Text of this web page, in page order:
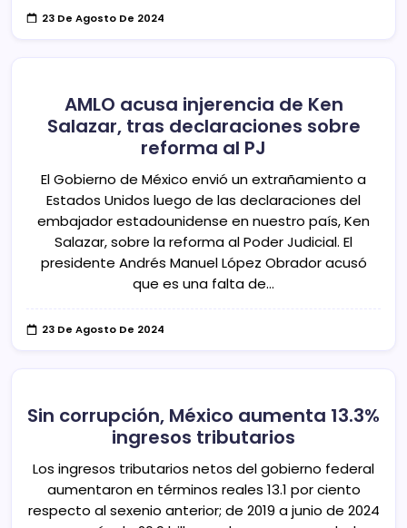
23 De Agosto De 2024
AMLO acusa injerencia de Ken
Salazar, tras declaraciones sobre
reforma al PJ
El Gobierno de México envió un extrañamiento a
Estados Unidos luego de las declaraciones del
embajador estadounidense en nuestro país, Ken
Salazar, sobre la reforma al Poder Judicial. El
presidente Andrés Manuel López Obrador acusó
que es una falta de…
23 De Agosto De 2024
Sin corrupción, México aumenta 13.3%
ingresos tributarios
Los ingresos tributarios netos del gobierno federal
aumentaron en términos reales 13.1 por ciento
respecto al sexenio anterior; de 2019 a junio de 2024